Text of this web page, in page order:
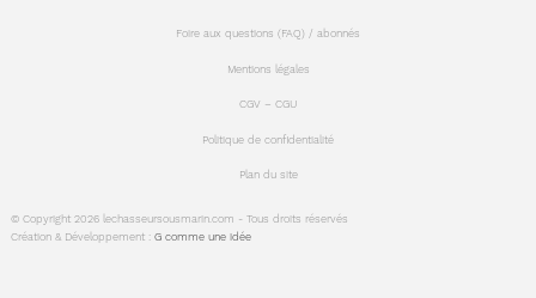
© Copyright 2026 lechasseursousmarin.com - Tous droits réservés
Création & Développement :G comme une idée
Foire aux questions (FAQ) / abonnés
Mentions légales
CGV – CGU
Politique de confidentialité
Plan du site